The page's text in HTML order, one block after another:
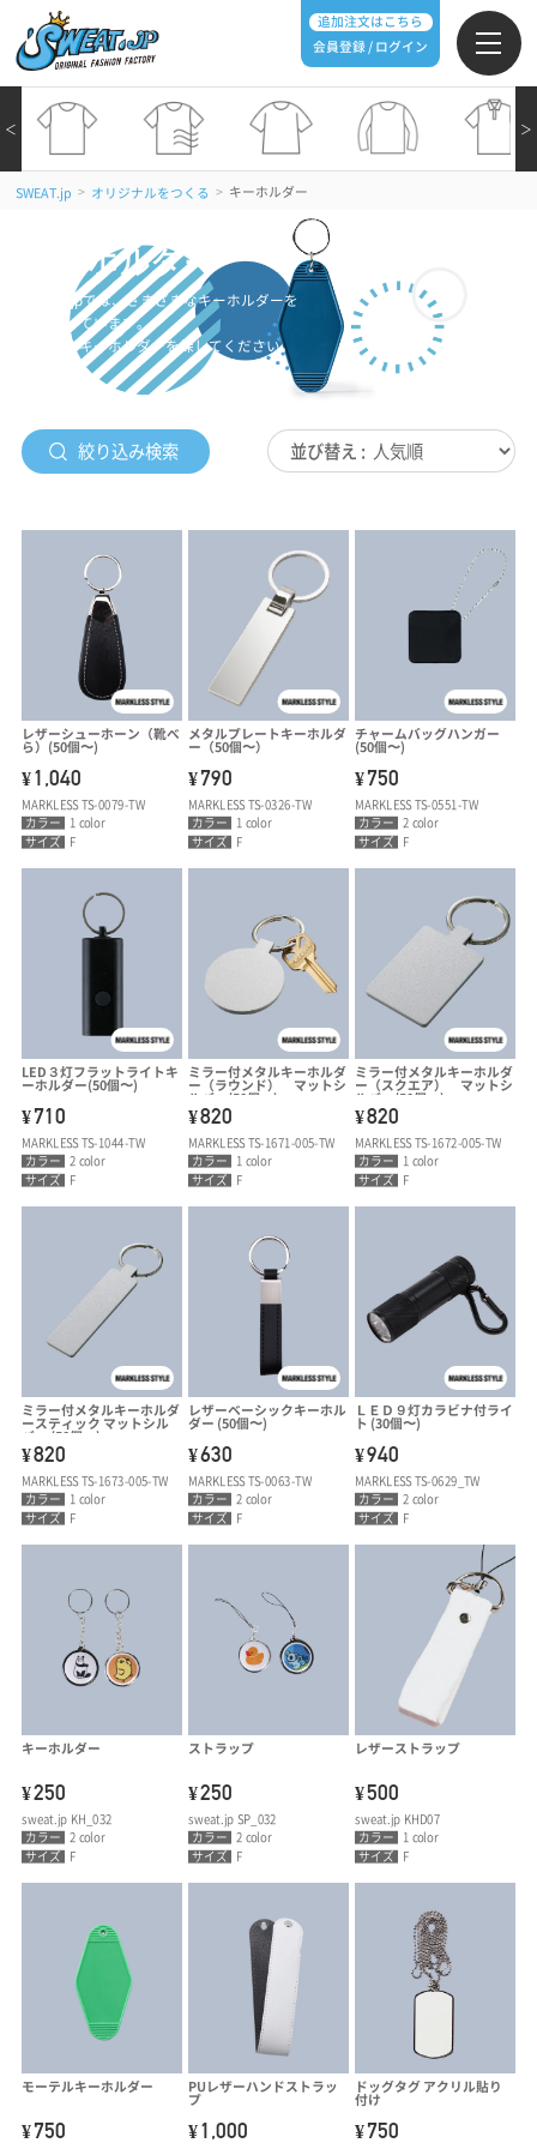
追加注文はこちら
会員登録 / ログイン
＞
＜
SWEAT.jp > オリジナルをつくる > キーホルダー
キーホルダー
SWEAT.jpでは、さまざまなキーホルダーを
取り扱っています。
お好みのキーホルダーを探してください。
絞り込み検索 並び替え :
レザーシューホーン（靴べ
ら）(50個〜)
¥1,040
MARKLESS TS-0079-TW
カラー
1 color
サイズ
F
メタルプレートキーホルダ
ー（50個〜）
¥790
MARKLESS TS-0326-TW
カラー
1 color
サイズ
F
チャームバッグハンガー
(50個〜)
¥750
MARKLESS TS-0551-TW
カラー
2 color
サイズ
F
LED３灯フラットライトキ
ーホルダー(50個〜)
¥710
MARKLESS TS-1044-TW
カラー
2 color
サイズ
F
ミラー付メタルキーホルダ
ー（ラウンド） マットシ
ルバー(50個〜)
¥820
MARKLESS TS-1671-005-TW
カラー
1 color
サイズ
F
ミラー付メタルキーホルダ
ー（スクエア） マットシ
ルバー(50個〜)
¥820
MARKLESS TS-1672-005-TW
カラー
1 color
サイズ
F
ミラー付メタルキーホルダ
ースティック マットシル
バー (50個〜)
¥820
MARKLESS TS-1673-005-TW
カラー
1 color
サイズ
F
レザーベーシックキーホル
ダー (50個〜)
¥630
MARKLESS TS-0063-TW
カラー
2 color
サイズ
F
ＬＥＤ９灯カラビナ付ライ
ト (30個〜)
¥940
MARKLESS TS-0629_TW
カラー
2 color
サイズ
F
キーホルダー
¥250
sweat.jp KH_032
カラー
2 color
サイズ
F
ストラップ
¥250
sweat.jp SP_032
カラー
2 color
サイズ
F
レザーストラップ
¥500
sweat.jp KHD07
カラー
1 color
サイズ
F
モーテルキーホルダー
¥750
PUレザーハンドストラッ
プ
¥1,000
ドッグタグ アクリル貼り
付け
¥750